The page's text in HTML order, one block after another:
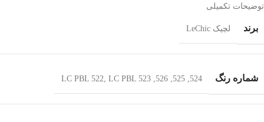
توضیحات تکمیلی
برند لچیک LeChic
شماره رنگ 524
525
526
LC PBL 522 LC PBL 523